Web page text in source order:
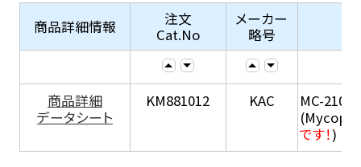
商品詳細情報
注文
Cat.No
メーカー
略号
商品詳細
データシート
KM881012 KAC
MC-210 (
です！)